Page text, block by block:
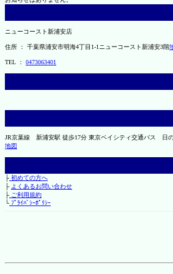
ニューコースト新浦安店
住所 ： 千葉県浦安市明海4丁目1-1ニューコースト新浦安3階
TEL ： 0473063401
JR京葉線 新浦安駅 徒歩17分 東京ベイシティ交通バス 日
地図
├初めての方へ
├ よくあるお問い合わせ
├ご利用規約
└ﾌﾟﾗｲﾊﾞｼｰﾎﾟﾘｼｰ